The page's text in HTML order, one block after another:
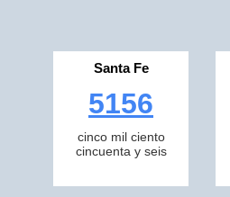
Santa Fe
5156
cinco mil ciento
cincuenta y seis